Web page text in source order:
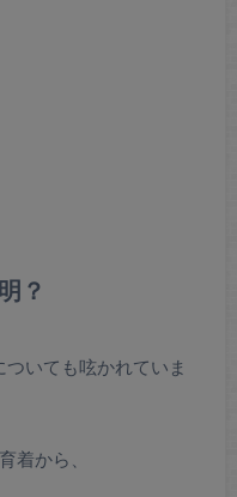
？
ついても呟かれていま
着から、